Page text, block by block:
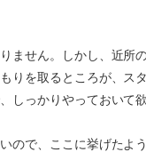
せん。しかし、近所
りを取るところが、ス
しっかりやっておいて
ので、ここに挙げたよ